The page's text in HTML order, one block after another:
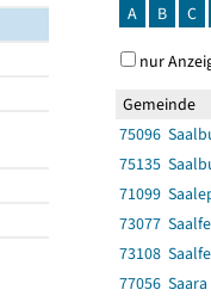
A B C
nur
Gemeinde
75096
75135
71099
73077
73108
77056 Saara